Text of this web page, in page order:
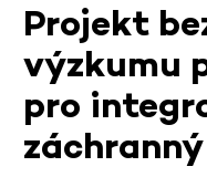
Projekt
výzkumu
pro